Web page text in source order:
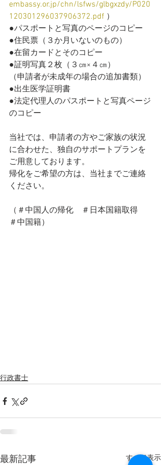
embassy.or.jp/chn/lsfws/glbgxzdy/P020
120301296037906372.pdf ）
●パスポートと写真のページのコピー
●住民票（３か月いないのもの）
●在留カードとそのコピー
●証明写真２枚（３㎝×４㎝）
（申請者が未成年の場合の追加書類）
●出生医学証明書
●法定代理人のパスポートと写真ページ
のコピー
当社では、申請者の方やご家族の状況
に合わせた、独自のサポートプランを
ご用意しております。
帰化をご希望の方は、当社までご連絡
ください。
（＃中国人の帰化　＃日本国籍取得
＃中国籍）
行政書士
最新記事 すべて表示